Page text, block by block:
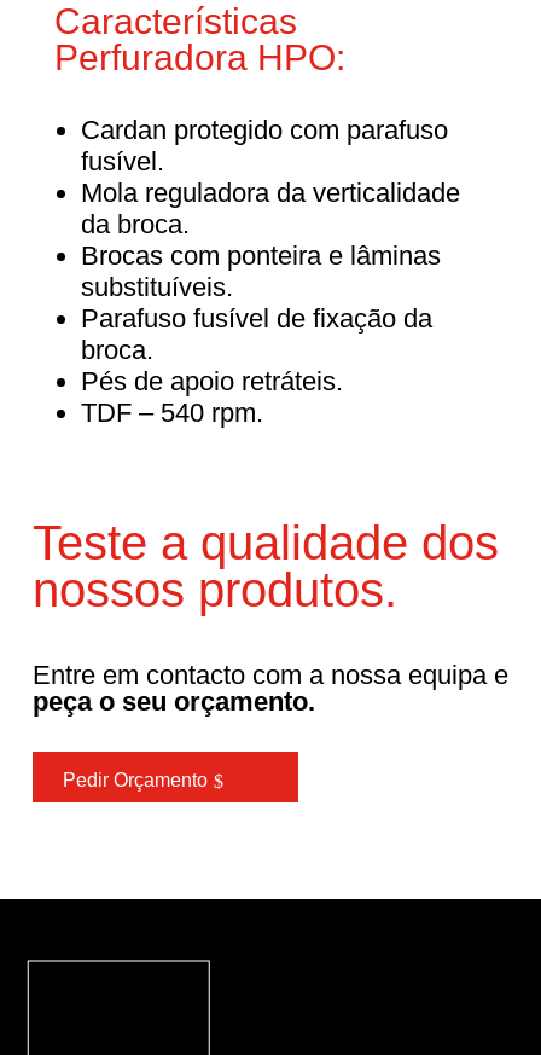
Características
Perfuradora HPO:
Cardan protegido com parafuso
fusível.
Mola reguladora da verticalidade
da broca.
Brocas com ponteira e lâminas
substituíveis.
Parafuso fusível de fixação da
broca.
Pés de apoio retráteis.
TDF – 540 rpm.
Teste a qualidade dos
nossos produtos.
Entre em contacto com a nossa equipa e
peça o seu orçamento.
Pedir Orçamento